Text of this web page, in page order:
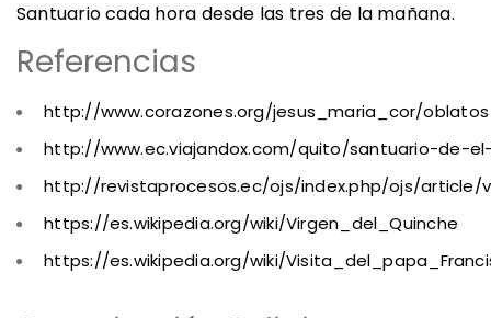
Santuario cada hora desde las tres de la mañana.
Referencias
http://www.corazones.org/jesus_maria_cor/
http://www.ec.viajandox.com/quito/santuario-de-el-
http://revistaprocesos.ec/ojs/index.php/ojs/article/
https://es.wikipedia.org/wiki/Virgen_del_Quinche
https://es.wikipedia.org/wiki/